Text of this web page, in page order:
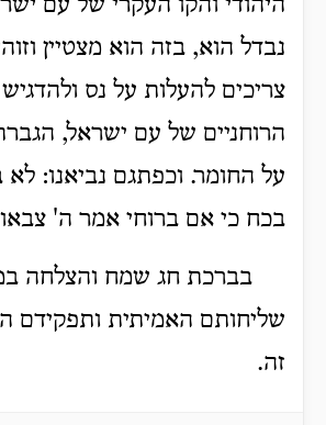
היהודי והקו העקרי של עם
נבדל הוא, בזה הוא מצטיין
צריכים להעלות על נס
הרוחניים של עם ישראל,
על החומר. וכפתגם נביאנו: לא
בכח כי אם ברוחי אמר ה'
בברכת חג שמח והצלחה
שליחותם האמיתית ותפקידם
זה.